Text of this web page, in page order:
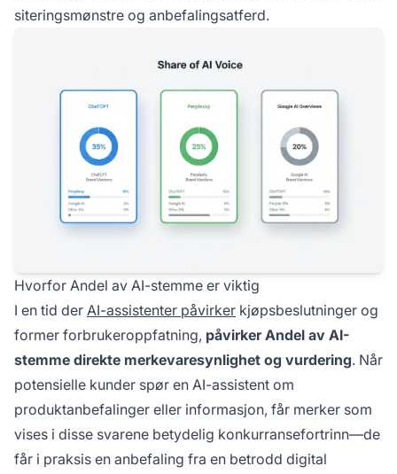
siteringsmønstre og anbefalingsatferd.
Hvorfor Andel av AI-stemme er viktig
I en tid der AI-assistenter påvirker kjøpsbeslutninger og
former forbrukeroppfatning, påvirker Andel av AI-
stemme direkte merkevaresynlighet og vurdering. Når
potensielle kunder spør en AI-assistent om
produktanbefalinger eller informasjon, får merker som
vises i disse svarene betydelig konkurransefortrinn—de
får i praksis en anbefaling fra en betrodd digital